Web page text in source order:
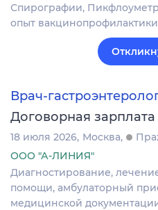
Спирографии,
опыт
Врач-
Договорная зарплата
18 июля 2026 Москва
ООО "А-ЛИНИЯ"
Диагностирование,
помощи, амбулаторный
медицинской